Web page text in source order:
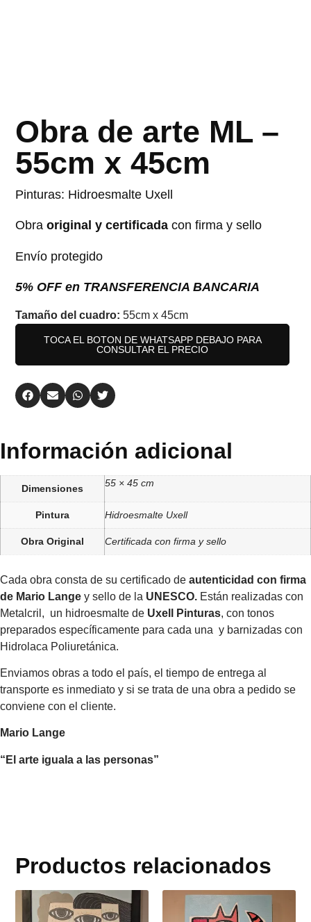
Obra de arte ML –
55cm x 45cm
Pinturas: Hidroesmalte Uxell
Obraoriginal y certificada con firma y sello
Envío protegido
5% OFF en TRANSFERENCIA BANCARIA
Tamaño del cuadro:55cm x 45cm
TOCA EL BOTON DE WHATSAPP DEBAJO PARA
CONSULTAR EL PRECIO
Información adicional
Dimensiones 55 × 45 cm
Pintura Hidroesmalte Uxell
Obra Original Certificada con firma y sello
Cada obra consta de su certificado de autenticidad con firma
de Mario Lange y sello de la UNESCO. Están realizadas con
Metalcril, un hidroesmalte de Uxell Pinturas, con tonos
preparados específicamente para cada una y barnizadas con
Hidrolaca Poliuretánica.
Enviamos obras a todo el país, el tiempo de entrega al
transporte es inmediato y si se trata de una obra a pedido se
conviene con el cliente.
Mario Lange
“El arte iguala a las personas”
Productos relacionados